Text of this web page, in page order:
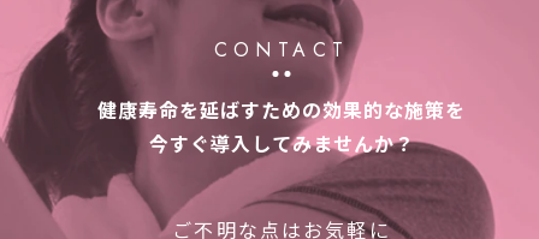
CONTACT
健康寿命を延ばすための効果的な施策を
今すぐ導入してみませんか？
ご不明な点はお気軽に